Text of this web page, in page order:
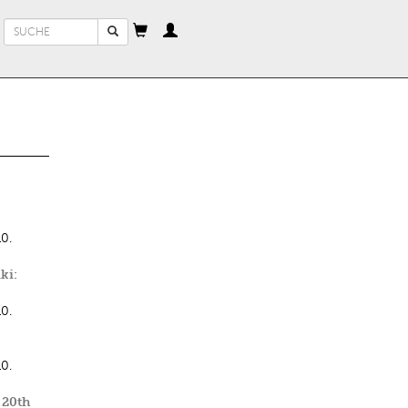
Suchformular